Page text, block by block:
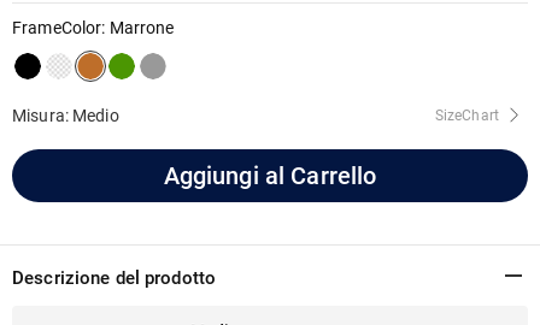
FrameColor: Marrone
Misura: Medio SizeChart
Aggiungi al Carrello
Descrizione del prodotto